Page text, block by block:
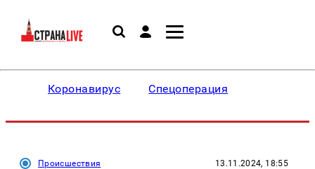
Коронавирус Спецоперация
Происшествия 13.11.2024, 18:55